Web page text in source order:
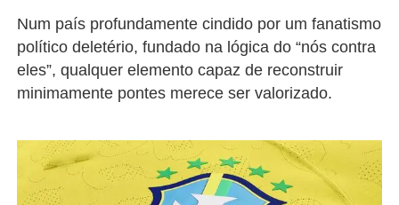
Num país profundamente cindido por um fanatismo
político deletério, fundado na lógica do “nós contra
eles”, qualquer elemento capaz de reconstruir
minimamente pontes merece ser valorizado.